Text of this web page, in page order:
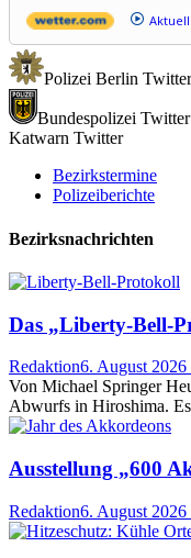
Polizei Berlin Twitter
Bundespolizei Twitter
Katwarn Twitter
Bezirkstermine
Polizeiberichte
Bezirksnachrichten
Das „Liberty-Bell-
Redaktion6. August 2026
Von Michael Springer
Abwurfs in Hiroshima.
Ausstellung „600
Redaktion6. August 2026